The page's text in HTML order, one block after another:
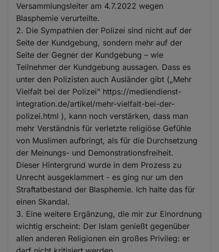
Versammlungsleiter am 4.7.2022 wegen
Blasphemie verurteilte.
2. Die Sympathien der Polizei sind nicht auf der
Seite der Kundgebung, sondern mehr auf der
Seite der Gegner der Kundgebung – wie
Teilnehmer der Kundgebung aussagen. Dass es
unter den Polizisten auch Ausländer gibt („Mehr
Vielfalt bei der Polizei“ https://mediendienst-
integration.de/artikel/mehr-vielfalt-bei-der-
polizei.html ), kann noch verstärken, dass man
mehr Verständnis für verletzte religiöse Gefühle
von Muslimen aufbringt, als für die Durchsetzung
der Meinungs- und Demonstrationsfreiheit.
Dieser Hintergrund wurde in dem Prozess zu
Unrecht ausgeklammert - es ging nur um den
Straftatbestand der Blasphemie. Ich halte das für
einen Skandal.
3. Eine weitere Ergänzung, die mir zur Einordnung
wichtig erscheint: Der Islam genießt gegenüber
allen anderen Religionen ein großes Privileg: er